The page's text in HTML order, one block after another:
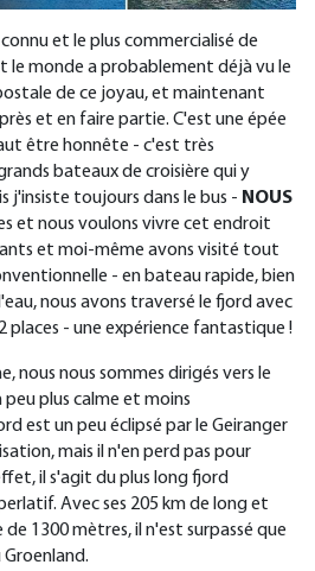
et le plus commercialisé de
le monde a probablement déjà vu le
de ce joyau, et maintenant
et en faire partie. C'est une épée
être honnête - c'est très
bateaux de croisière qui y
j'insiste toujours dans le bus - NOUS
et nous voulons vivre cet endroit
et moi-même avons visité tout
- en bateau rapide, bien
nous avons traversé le fjord avec
places - une expérience fantastique !
nous nous sommes dirigés vers le
plus calme et moins
est un peu éclipsé par le Geiranger
mais il n'en perd pas pour
il s'agit du plus long fjord
Avec ses 205 km de long et
1300 mètres, il n'est surpassé que